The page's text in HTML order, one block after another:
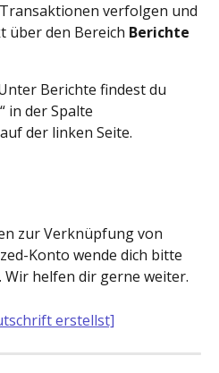
verfolgen und
über den Bereich Berichte
Berichte findest du
“ in der Spalte
der linken Seite.
zur Verknüpfung von
Konto wende dich bitte
helfen dir gerne weiter.
erstellst]